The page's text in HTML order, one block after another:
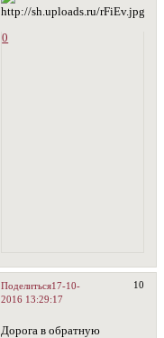
0
Поделиться 10
17-10-
2016 13:29:17
Дорога в обратную